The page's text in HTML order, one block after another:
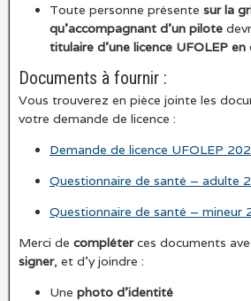
Toute personne présente sur la
qu’accompagnant d’un pilote
titulaire d’une licence UFOLEP
Documents à fournir :
Vous trouverez en pièce jointe les
votre demande de licence :
Demande de licence UFOLEP
Questionnaire de santé – adulte
Questionnaire de santé – mineur
Merci de compléterces documents
signer, et d’y joindre :
Une photo d’identité